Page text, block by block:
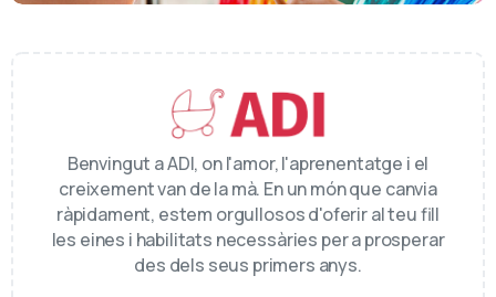
Benvingut a ADI, on l'amor, l'aprenentatge i el
creixement van de la mà. En un món que canvia
ràpidament, estem orgullosos d'oferir al teu fill
les eines i habilitats necessàries per a prosperar
des dels seus primers anys.